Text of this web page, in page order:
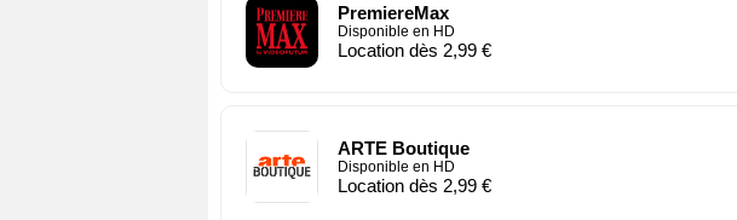
PremiereMax
Disponible en HD
Location dès 2,99 €
ARTE Boutique
Disponible en HD
Location dès 2,99 €